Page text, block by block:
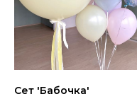
Сет 'Бабочка'